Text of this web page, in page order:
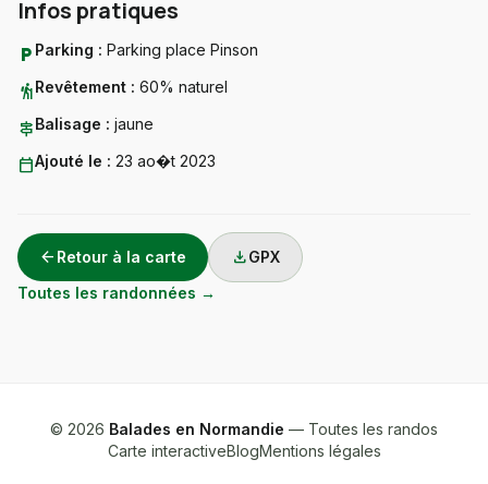
Infos pratiques
local_parking Parking : Parking place Pinson
hikingRevêtement : 60% naturel
signpostBalisage : jaune
calendar_todayAjouté le : 23 ao�t 2023
arrow_back Retour à la carte downloadGPX
Toutes les randonnées →
© 2026 Balades en Normandie — Toutes les randos
Carte interactiveBlogMentions légales